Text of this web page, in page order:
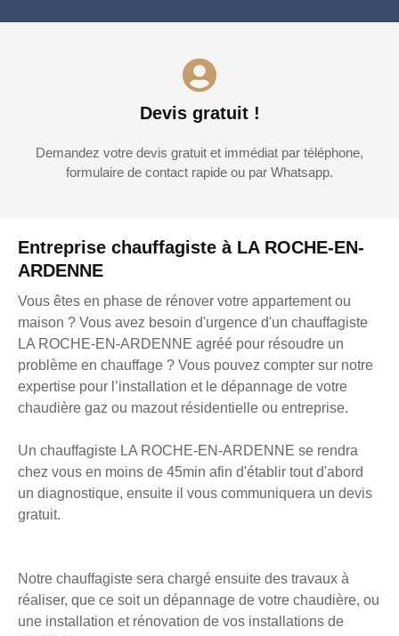
Entreprise chauffagiste à LA ROCHE-EN-
ARDENNE
Vous êtes en phase de rénover votre appartement ou
maison ? Vous avez besoin d'urgence d'un chauffagiste
LA ROCHE-EN-ARDENNE agréé pour résoudre un
problème en chauffage ? Vous pouvez compter sur notre
expertise pour l’installation et le dépannage de votre
chaudière gaz ou mazout résidentielle ou entreprise.
Un chauffagiste LA ROCHE-EN-ARDENNE se rendra
chez vous en moins de 45min afin d'établir tout d'abord
un diagnostique, ensuite il vous communiquera un devis
gratuit.
Notre chauffagiste sera chargé ensuite des travaux à
réaliser, que ce soit un dépannage de votre chaudière, ou
une installation et rénovation de vos installations de
Devis gratuit !
Demandez votre devis gratuit et immédiat par téléphone,
formulaire de contact rapide ou par Whatsapp.